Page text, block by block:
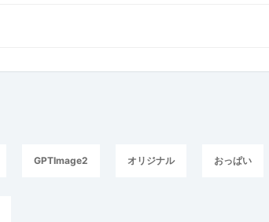
GPTImage2 オリジナル おっぱい